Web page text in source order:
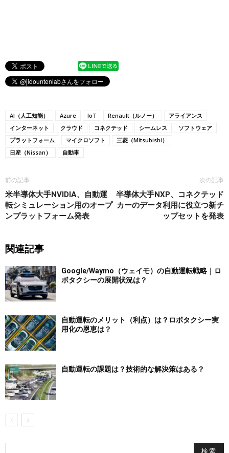
AI（人工知能） Azure IoT Renault（ルノー）
アライアンス
インターネット
クラウド コネクテッド シームレス
ソフトウェア
プラットフォーム
マイクロソフト
三菱（Mitsubishi）
日産（Nissan）
自動車
前の記事
米半導体大手NVIDIA、自動運
転シミュレーション用のオープ
ンプラットフォーム発表
次の記事
半導体大手NXP、コネクテッド
カーのデータ利用に役立つ新チ
ップセットを発表
関連記事
Google/Waymo（ウェイモ）の自動運転戦略｜ロ
ボタクシーの展開状況は？
自動運転のメリット（利点）は？ロボタクシー実
用化の恩恵は？
自動運転の課題は？技術的な解決策はある？